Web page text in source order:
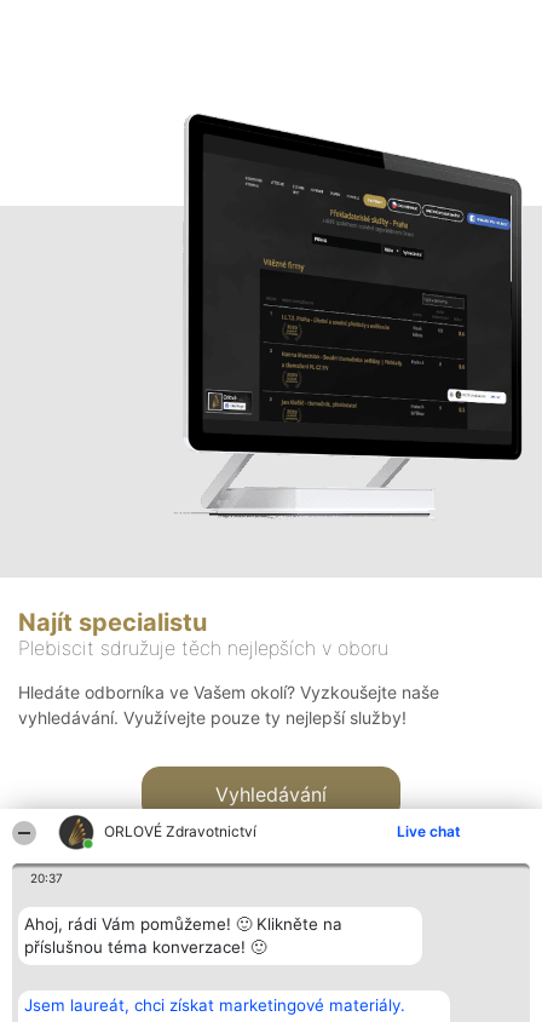
ORLOVÉ Zdravotnictví Live chat
20:37
Ahoj, rádi Vám pomůžeme! 🙂 Klikněte na
příslušnou téma konverzace! 🙂
Jsem laureát, chci získat marketingové materiály.
Najít specialistu
Plebiscit sdružuje těch nejlepších v oboru
Hledáte odborníka ve Vašem okolí? Vyzkoušejte naše
vyhledávání. Využívejte pouze ty nejlepší služby!
Vyhledávání
Bright Side Solutions sp. z o.
o. sp. k.
Vítězové
Seznam všech
Kontakt